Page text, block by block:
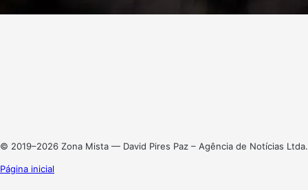
© 2019–2026 Zona Mista — David Pires Paz – Agência de Notícias Ltda.
Página inicial